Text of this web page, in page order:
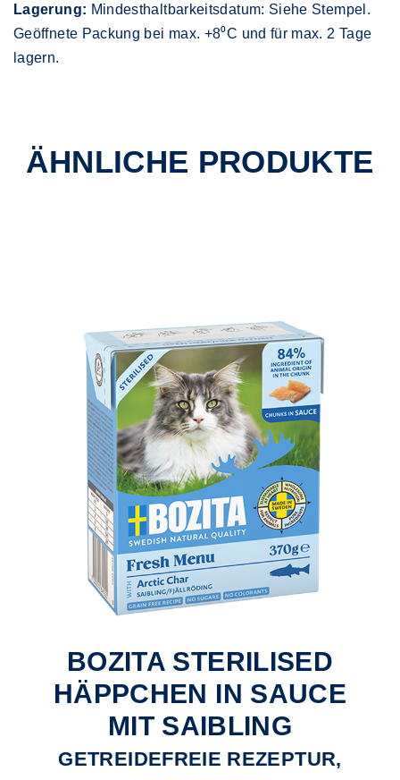
Lagerung: Mindesthaltbarkeitsdatum: Siehe Stempel.
Geöffnete Packung bei max. +8⁰C und für max. 2 Tage
lagern.
ÄHNLICHE PRODUKTE
BOZITA STERILISED
HÄPPCHEN IN SAUCE
MIT SAIBLING
GETREIDEFREIE REZEPTUR,